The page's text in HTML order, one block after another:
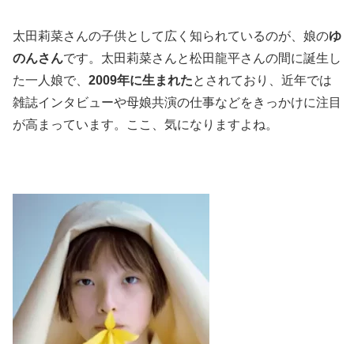
太田莉菜さんの子供として広く知られているのが、娘のゆ
のんさんです。太田莉菜さんと松田龍平さんの間に誕生し
た一人娘で、 2009年に生まれたとされており、近年では
雑誌インタビューや母娘共演の仕事などをきっかけに注目
が高まっています。ここ、気になりますよね。